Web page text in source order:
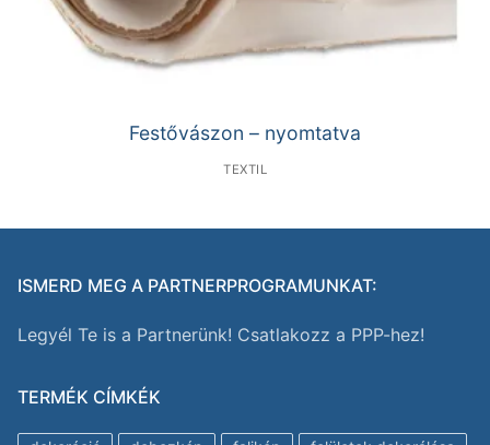
Festővászon – nyomtatva
TEXTIL
ISMERD MEG A PARTNERPROGRAMUNKAT:
Legyél Te is a Partnerünk! Csatlakozz a PPP-hez!
TERMÉK CÍMKÉK